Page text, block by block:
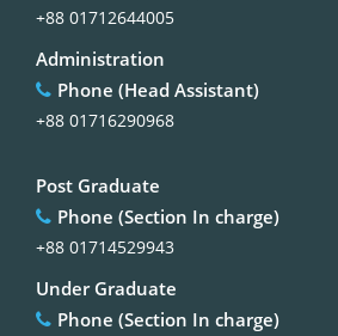
+88 01712644005
Administration
Phone (Head Assistant)
+88 01716290968
Post Graduate
Phone (Section In charge)
+88 01714529943
Under Graduate
Phone (Section In charge)